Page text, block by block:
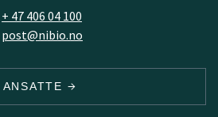
+ 47 406 04 100
post@nibio.no
ANSATTE